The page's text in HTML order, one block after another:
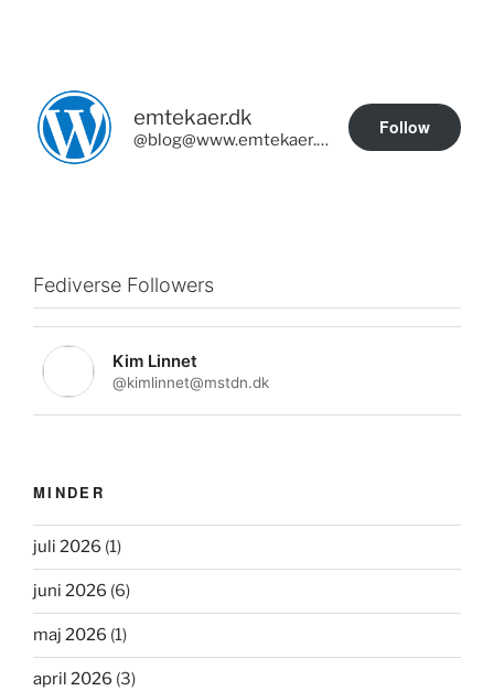
emtekaer.dk
@blog@www.emtekaer.dk
Follow
Fediverse Followers
Kim Linnet
@kimlinnet@mstdn.dk
MINDER
juli 2026 (1)
juni 2026 (6)
maj 2026 (1)
april 2026 (3)